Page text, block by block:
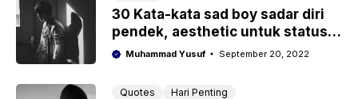
30 Kata-kata sad boy sadar diri
pendek, aesthetic untuk status
tiktok, whatsapp, instagram
Muhammad Yusuf September 20, 2022
Quotes Hari Penting